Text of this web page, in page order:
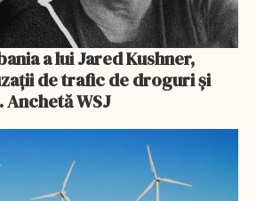
a lui Jared Kushner,
de trafic de droguri și
WSJ